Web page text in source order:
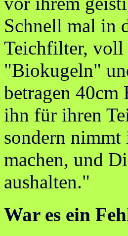
Schnell mal in
Teichfilter, voll
"Biokugeln"
betragen 40cm
ihn für ihren
sondern
machen, und
aushalten."
War es ein